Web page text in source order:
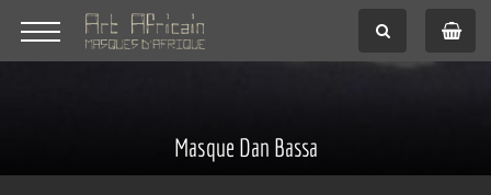
Masque Dan Bassa